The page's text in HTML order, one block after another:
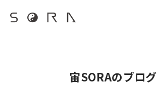
宙SORAのブログ